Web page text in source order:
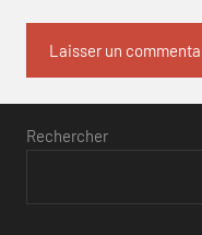
Rechercher